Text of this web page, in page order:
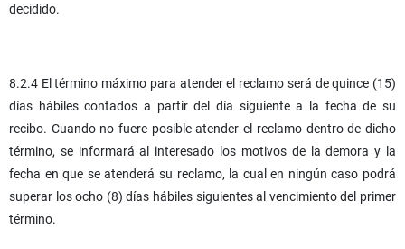
decidido.
8.2.4 El término máximo para atender el reclamo será de quince (15)
días hábiles contados a partir del día siguiente a la fecha de su
recibo. Cuando no fuere posible atender el reclamo dentro de dicho
término, se informará al interesado los motivos de la demora y la
fecha en que se atenderá su reclamo, la cual en ningún caso podrá
superar los ocho (8) días hábiles siguientes al vencimiento del primer
término.